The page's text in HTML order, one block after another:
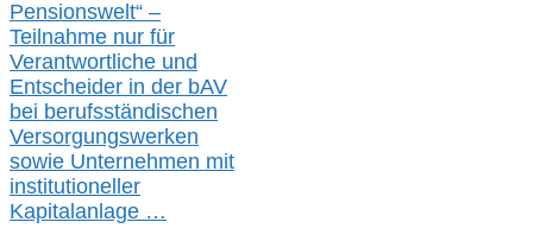
Pensionswelt“ –
Teilnahme nur für
Verantwortliche und
Entscheider in der bAV
bei berufsständischen
Versorgungswerken
sowie Unternehmen mit
institutioneller
Kapitalanlage …